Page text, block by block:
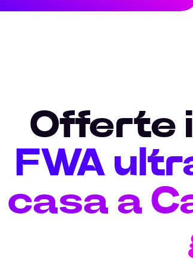
Offerte
FWA
casa a